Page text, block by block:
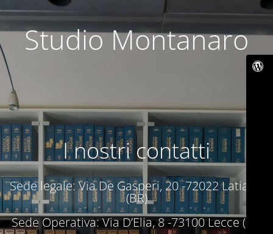
Studio Montanaro
I nostri contatti
Sede legale: Via De Gasperi, 20 -72022 Latiano
(BR)
Sede Operativa: Via D’Elia, 8 -73100 Lecce (LE)